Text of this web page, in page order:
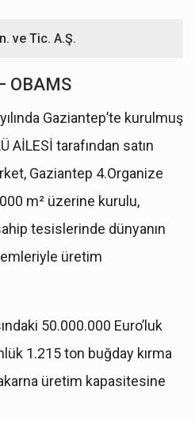
ve Tic. A.Ş.
OBAMS
Gaziantep’te kurulmuş
AİLESİ tarafından satın
Gaziantep 4.Organize
m² üzerine kurulu,
tesislerinde dünyanın
üretim
50.000.000 Euro’luk
1.215 ton buğday kırma
üretim kapasitesine